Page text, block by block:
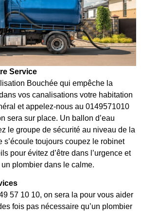
Service
Bouchée qui empêche la
vos canalisations votre habitation
et appelez-nous au 0149571010
sera sur place. Un ballon d’eau
le groupe de sécurité au niveau de la
s’écoule toujours coupez le robinet
pour évitez d’être dans l’urgence et
plombier dans le calme.
57 10 10, on sera la pour vous aider
fois pas nécessaire qu’un plombier